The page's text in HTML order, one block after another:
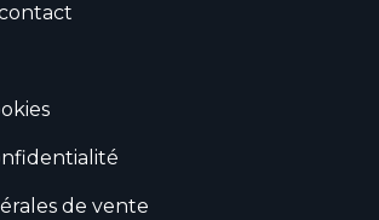
de vente